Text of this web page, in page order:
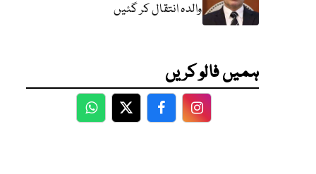
والدہ انتقال کر گئیں
ہمیں فالو کریں
WhatsApp
TwitterFacebookFacebook